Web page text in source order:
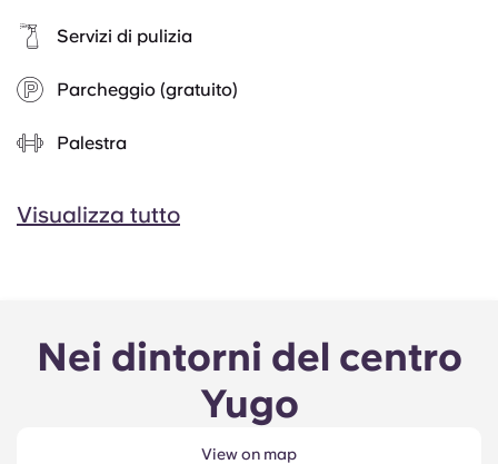
Servizi di pulizia
Parcheggio (gratuito)
Palestra
Visualizza tutto
Nei dintorni del centro
Yugo
View on map